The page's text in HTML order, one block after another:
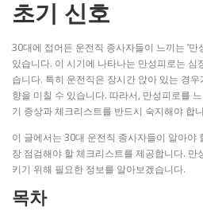
초기 신호
30대에 접어든 운전직 종사자들이 느끼는 ‘만
있습니다. 이 시기에 나타나는 만성피로는 심
습니다. 특히 운전직은 장시간 앉아 있는 경
향을 미칠 수 있습니다. 따라서, 만성피로를
기 증상과 체크리스트를 반드시 숙지해야 합
이 글에서는 30대 운전직 종사자들이 알아야
장 점검해야 할 체크리스트를 제공합니다. 만
키기 위해 필요한 정보를 알아보겠습니다.
목차